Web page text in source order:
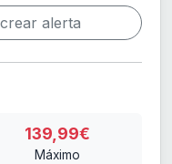
alerta
139,99€
Máximo